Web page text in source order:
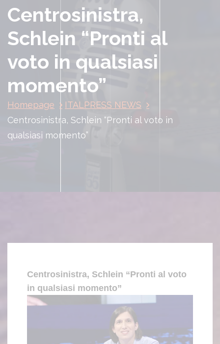
Centrosinistra,
Schlein “Pronti al
voto in qualsiasi
momento”
Homepage
ITALPRESS NEWS
Centrosinistra, Schlein “Pronti al voto in
qualsiasi momento”
Centrosinistra, Schlein “Pronti al voto
in qualsiasi momento”